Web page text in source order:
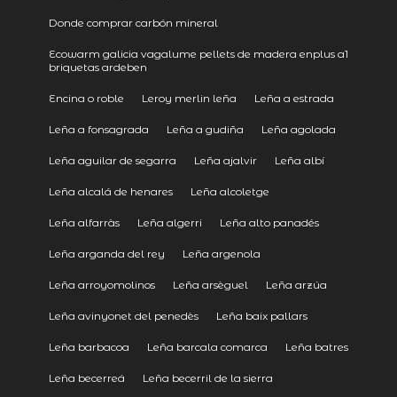
Donde comprar carbón mineral
Ecowarm galicia vagalume pellets de madera enplus a1
briquetas ardeben
Encina o roble Leroy merlin leña Leña a estrada
Leña a fonsagrada Leña a gudiña Leña agolada
Leña aguilar de segarra Leña ajalvir Leña albí
Leña alcalá de henares Leña alcoletge
Leña alfarràs Leña algerri Leña alto panadés
Leña arganda del rey Leña argenola
Leña arroyomolinos Leña arsèguel Leña arzúa
Leña avinyonet del penedès Leña baix pallars
Leña barbacoa Leña barcala comarca Leña batres
Leña becerreá Leña becerril de la sierra